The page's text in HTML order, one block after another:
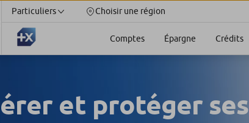
Particuliers Choisir une région
Comptes Épargne Crédits
et protéger ses